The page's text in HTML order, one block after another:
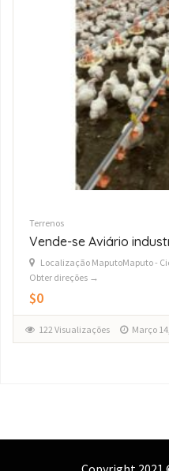
Terrenos
QUINTA A VENDA NA
Província: Maputo
$1,500,000.00
149 Visualizações Março 4,